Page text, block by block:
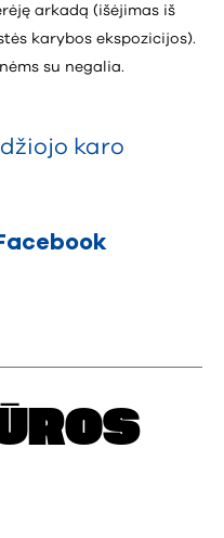
arkadą (išėjimas iš
karybos ekspozicijos).
su negalia.
karo